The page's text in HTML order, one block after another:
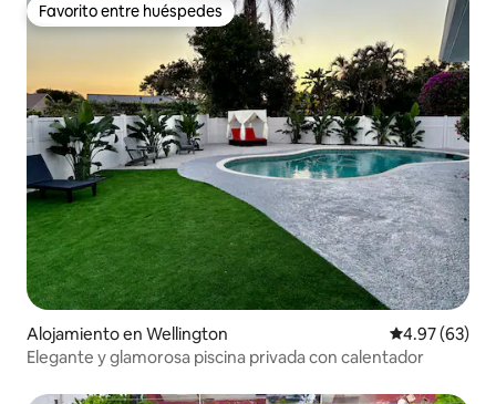
Favorito entre huéspedes
Favorito entre huéspedes
Alojamiento en Wellington Calificación
4.97 (63)
Elegante y glamorosa piscina privada con calentador